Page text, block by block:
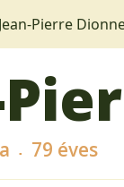
Jean-Pierre
79 éves